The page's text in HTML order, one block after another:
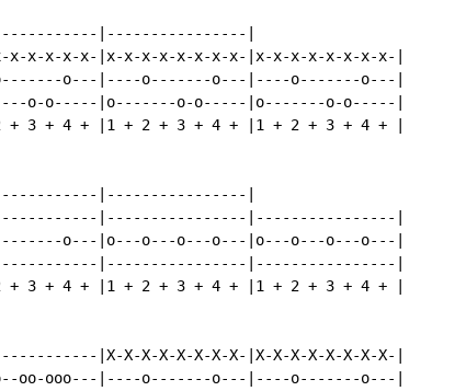
|----------------|
x-x-x-x-|x-x-x-x-x-x-x-x-|x-x-x-x-x-x-x-x-|
o---|----o-------o---|----o-------o---|
o-o-----|o-------o-o-----|o-------o-o-----|
3 + 4 + |1 + 2 + 3 + 4 + |1 + 2 + 3 + 4 + |
|----------------|
|----------------|----------------|
o---|o---o---o---o---|o---o---o---o---|
|----------------|----------------|
3 + 4 + |1 + 2 + 3 + 4 + |1 + 2 + 3 + 4 + |
|X-X-X-X-X-X-X-X-|X-X-X-X-X-X-X-X-|
oo-ooo---|----o-------o---|----o-------o---|